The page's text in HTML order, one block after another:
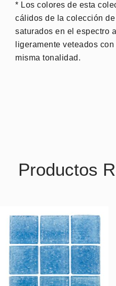
* Los colores de esta
cálidos de la colección
saturados en el espectro
ligeramente veteados
misma tonalidad.
Productos